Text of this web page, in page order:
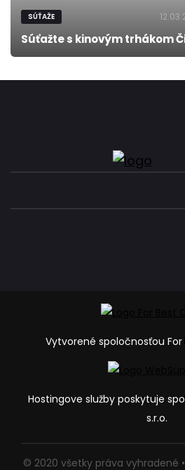
SÚŤAŽE
Súťažte s kinovým trhákom
Vytvorené spoločnosťou For
Hostingove služby poskytuje
s.r.o.
© 2020 všetky práva vyhradené